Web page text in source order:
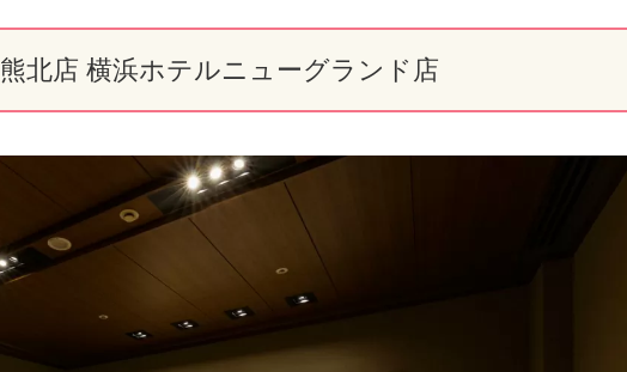
北店 横浜ホテルニューグランド店